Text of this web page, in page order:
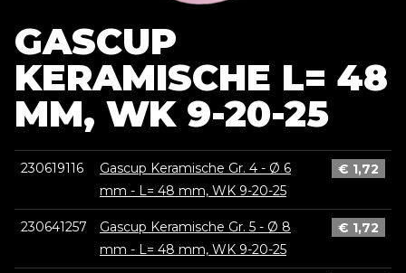
GASCUP
KERAMISCHE L= 48
MM, WK 9-20-25
230619116
Gascup Keramische Gr. 4 - Ø 6
mm - L= 48 mm, WK 9-20-25
€ 1,72
230641257
Gascup Keramische Gr. 5 - Ø 8
mm - L= 48 mm, WK 9-20-25
€ 1,72